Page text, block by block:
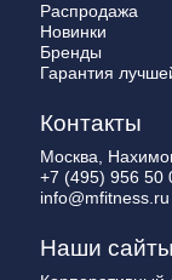
Распродажа
Новинки
Бренды
Гарантия
Контакты
Москва,
+7 (495) 956 50
info@mfitness.ru
Наши сайты